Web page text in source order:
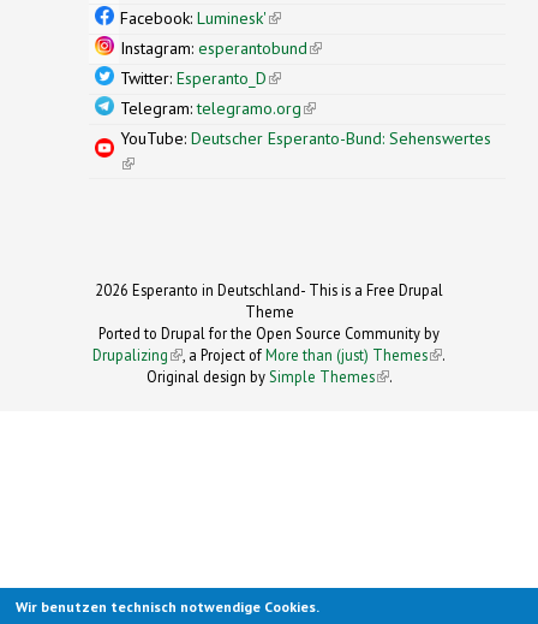
Facebook: Luminesk'(link is external)
Instagram: esperantobund(link is external)
Twitter: Esperanto_D(link is external)
Telegram:telegramo.org(link is external)
YouTube: Deutscher Esperanto-Bund: Sehenswertes
(link is external)
2026 Esperanto in Deutschland- This is a Free Drupal
Theme
Ported to Drupal for the Open Source Community by
Drupalizing(link is external)
, a Project ofMore than (just) Themes (link is
.
Original design by Simple Themes
(link is
.
Wir benutzen technisch notwendige Cookies.